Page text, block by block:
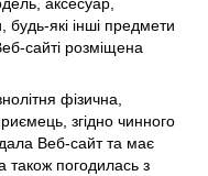
будь-які інші предмети
сайті розміщена
фізична,
згідно чинного
Веб-сайт та має
також погодилась з